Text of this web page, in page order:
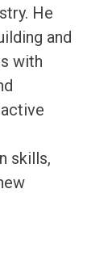
He
and
with
skills,